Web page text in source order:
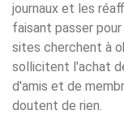
journaux et les
faisant passer
sites cherchent à
sollicitent l'achat
d'amis et de
doutent de rien.